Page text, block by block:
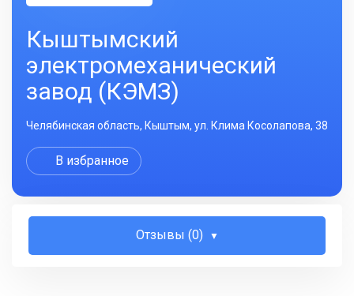
Кыштымский
электромеханический
завод (КЭМЗ)
Челябинская область, Кыштым, ул. Клима Косолапова, 38
В избранное
Отзывы (0)